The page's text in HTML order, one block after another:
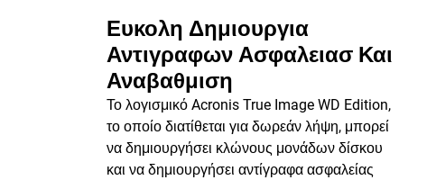
Ευκολη Δημιουργια
Αντιγραφων Ασφαλειασ Και
Αναβαθμιση
Το λογισμικό Acronis True Image WD Edition,
το οποίο διατίθεται για δωρεάν λήψη, μπορεί
να δημιουργήσει κλώνους μονάδων δίσκου
και να δημιουργήσει αντίγραφα ασφαλείας